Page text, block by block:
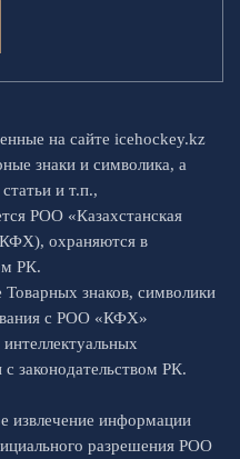
на сайте icehockey.kz
знаки и символика, а
и т.п.,
РОО «Казахстанская
охраняются в
РК.
знаков, символики
с РОО «КФХ»
законодательством РК.
извлечение информации
разрешения РОО